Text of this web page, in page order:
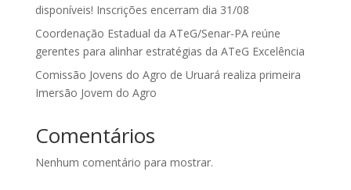
disponíveis! Inscrições encerram dia 31/08
Coordenação Estadual da ATeG/Senar-PA reúne
gerentes para alinhar estratégias da ATeG Excelência
Comissão Jovens do Agro de Uruará realiza primeira
Imersão Jovem do Agro
Comentários
Nenhum comentário para mostrar.